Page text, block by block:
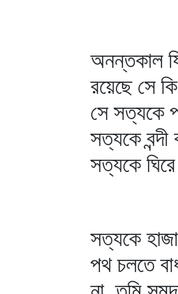
অনন্তকাল
রয়েছে সে
সে সত্যকে
সত্যকে
সত্যকে
সত্যকে
পথ চলতে